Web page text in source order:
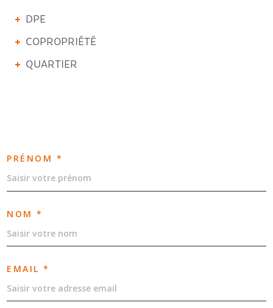
DPE
COPROPRIÉTÉ
QUARTIER
PRÉNOM *
NOM *
EMAIL *